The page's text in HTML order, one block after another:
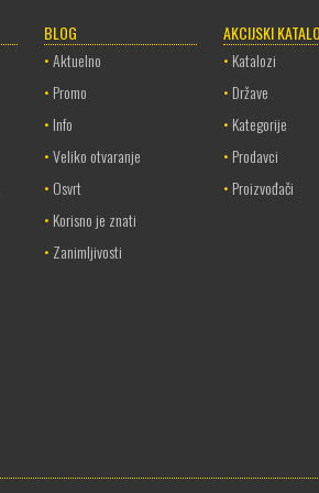
BLOG
•Aktuelno
• Promo
• Info
•Veliko otvaranje
• Osvrt
• Korisno je znati
• Zanimljivosti
AKCIJSKI
• Katalozi
• Države
• Kategorije
• Prodavci
• Proizvođači